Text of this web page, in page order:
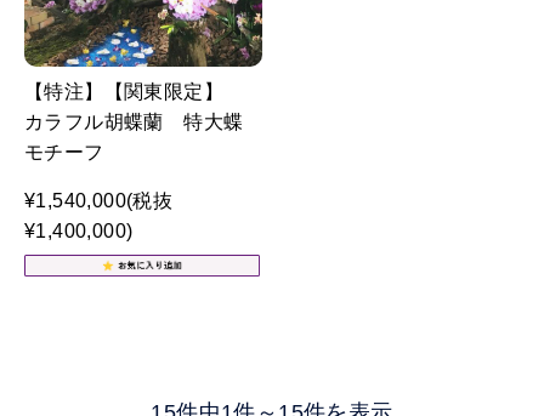
【特注】【関東限定】
カラフル胡蝶蘭 特大蝶
モチーフ
¥1,540,000(税抜
¥1,400,000)